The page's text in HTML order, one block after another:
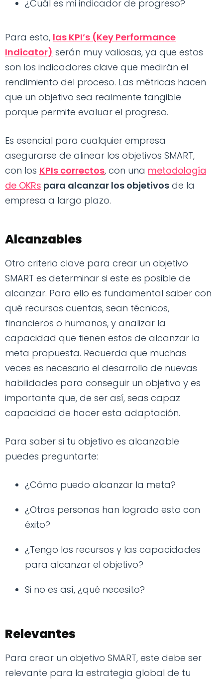
¿Cuál es mi indicador de progreso?
Para esto, las KPI’s (Key Performance
Indicator) serán muy valiosas, ya que estos
son los indicadores clave que medirán el
rendimiento del proceso. Las métricas hacen
que un objetivo sea realmente tangible
porque permite evaluar el progreso.
Es esencial para cualquier empresa
asegurarse de alinear los objetivos SMART,
con los KPIs correctos, con una metodología
de OKRs para alcanzar los objetivos de la
empresa a largo plazo.
Alcanzables
Otro criterio clave para crear un objetivo
SMART es determinar si este es posible de
alcanzar. Para ello es fundamental saber con
qué recursos cuentas, sean técnicos,
financieros o humanos, y analizar la
capacidad que tienen estos de alcanzar la
meta propuesta. Recuerda que muchas
veces es necesario el desarrollo de nuevas
habilidades para conseguir un objetivo y es
importante que, de ser así, seas capaz
capacidad de hacer esta adaptación.
Para saber si tu objetivo es alcanzable
puedes preguntarte:
¿Cómo puedo alcanzar la meta?
¿Otras personas han logrado esto con
éxito?
¿Tengo los recursos y las capacidades
para alcanzar el objetivo?
Si no es así, ¿qué necesito?
Relevantes
Para crear un objetivo SMART, este debe ser
relevante para la estrategia global de tu